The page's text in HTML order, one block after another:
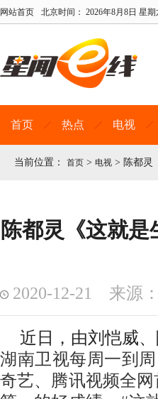
网站首页 北京时间： 2026年8月8日 星期
首页 热点 电视
当前位置： 首页 > 电视 > 陈都灵
陈都灵《这就
2020-12-21 来源
近日，由刘恺威
湖南卫视每周一到周
奇艺、腾讯视频全